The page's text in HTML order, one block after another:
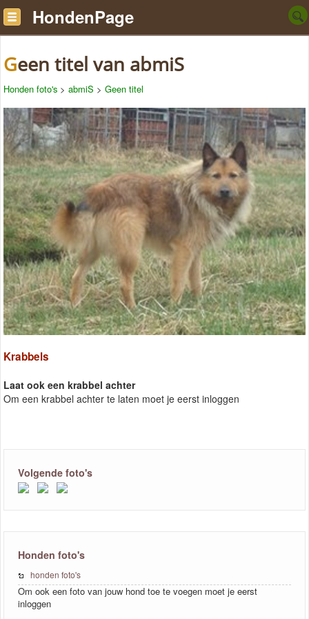
HondenPage
Geen titel van abmiS
Honden foto's > abmiS > Geen titel
Krabbels
Laat ook een krabbel achter
Om een krabbel achter te laten moet je eerst inloggen
Volgende foto's
Honden foto's
honden foto's
Om ook een foto van jouw hond toe te voegen moet je eerst
inloggen